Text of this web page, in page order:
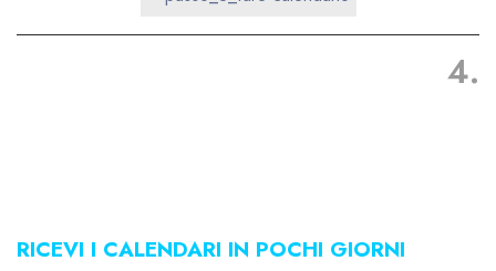
4.
RICEVI I CALENDARI IN POCHI GIORNI